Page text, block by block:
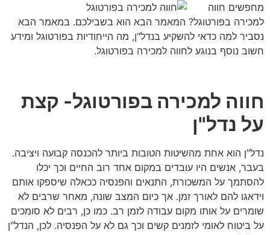
מחפשים חווה
למכירה בפורטוגל? המאמר הבא הוא בשבילכם. במאמר הבא
נסביר למה כדאי להשקיע בנדל"ן, מה הייחודיות בפורטוגל ומידע
חשוב נוסף בנוגע לחווה למכירה בפורטוגל.
חווה למכירה בפורטוגל- קצת
על נדל"ן
נדל"ן הוא אחת מהשיטות הטובות ביותר להכנסה קבועה ויציבה.
בעבר, אנשים היו עובדים במקום אחד רוב החיים וכך יכלו
להסתמך על המשכורת, התנאים והפנסיה ככאלה שיספקו אותם
וידאגו להם לאורך זמן. אך כיום המצב שונה, מאחר שרבים לא
שומרים על אותו מקום עבודה לזמן רב. כמו כן, רבים לא סומכים
על ביטוח לאומי לזמנים קשים וכך גם לא על הפנסיה. לכן, הנדל"ן